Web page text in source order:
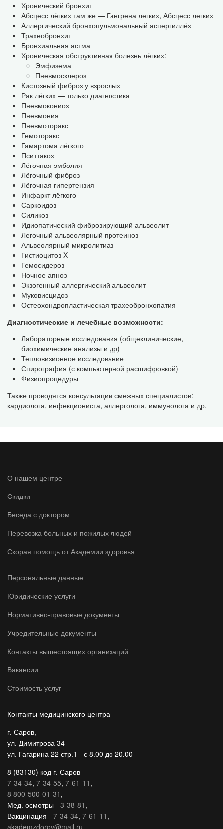
Хронический бронхит
Абсцесс лёгких там же — Гангрена легких, Абсцесс легких
Аллергический бронхопульмональный аспергиллёз
Трахеобронхит
Бронхиальная астма
Хроническая обструктивная болезнь лёгких:
Эмфизема
Пневмосклероз
Кистозный фиброз у взрослых
Рак лёгких — только диагностика
Пневмокониоз
Пневмония
Пневмоторакс
Гемоторакс
Гамартома лёгкого
Пситтакоз
Лёгочная эмболия
Лёгочный фиброз
Лёгочная гипертензия
Инфаркт лёгкого
Саркоидоз
Силикоз
Идиопатический фиброзирующий альвеолит
Легочный альвеолярный протеиноз
Альвеолярный микролитиаз
Гистиоцитоз X
Гемосидероз
Ночное апноэ
Экзогенный аллергический альвеолит
Муковисцидоз
Остеохондропластическая трахеобронхопатия
Диагностические и лечебные возможности:
Лабораторные исследования (общеклинические,
биохимические анализы и др)
Тепловизионное исследование
Спирография (с компьютерной расшифровкой)
Физиопроцедуры
Также проводятся консультации смежных специалистов:
кардиолога, инфекциониста, аллерголога, иммунолога и др.
О нашем центре
Скидки
Беседа с доктором
Перевозка больных и пожилых людей
Скорая помощь от Академии здоровья
Персональные данные
Юридические услуги
Нормативно-правовые документы
Учредительные документы
Контакты вышестоящих организаций
Вакансии
Стоимость услуг
Контакты медицинского центра
г. Саров,
ул. Димитрова 34
ул. Гагарина 22 стр.1 - с 8.00 до 20.00
8 (83130) код г. Саров
7-34-34, 7-34-55, 7-61-11 ,
8 800-500-01-31 ,
Мед. осмотры - 3-38-81 ,
Вакцинация - 7-34-34, 7-61-11 ,
akademzdorov@mail.ru